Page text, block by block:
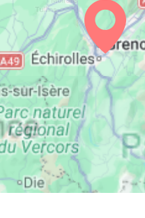
06:52 13:39
06:53 13:39
06:54 13:38
06:55 13:38
06:56 13:38
06:58